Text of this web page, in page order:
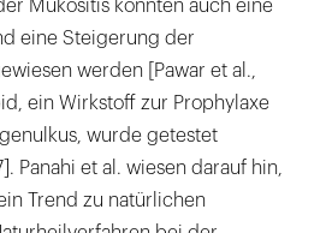
Mukositis konnten auch eine
eine Steigerung der
werden [Pawar et al.,
ein Wirkstoff zur Prophylaxe
wurde getestet
Panahi et al. wiesen darauf hin,
Trend zu natürlichen